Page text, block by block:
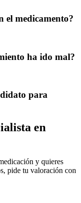
el medicamento?
ha ido mal?
para
en
y quieres
pide tu valoración con